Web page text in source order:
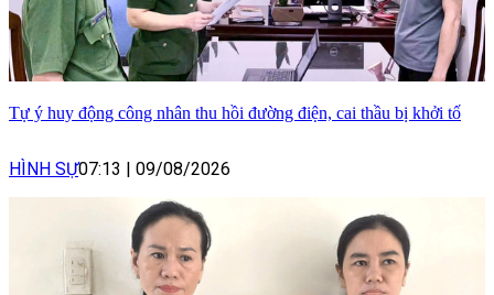
Tự ý huy động công nhân thu hồi đường điện, cai thầu bị khởi tố
HÌNH SỰ07:13 | 09/08/2026